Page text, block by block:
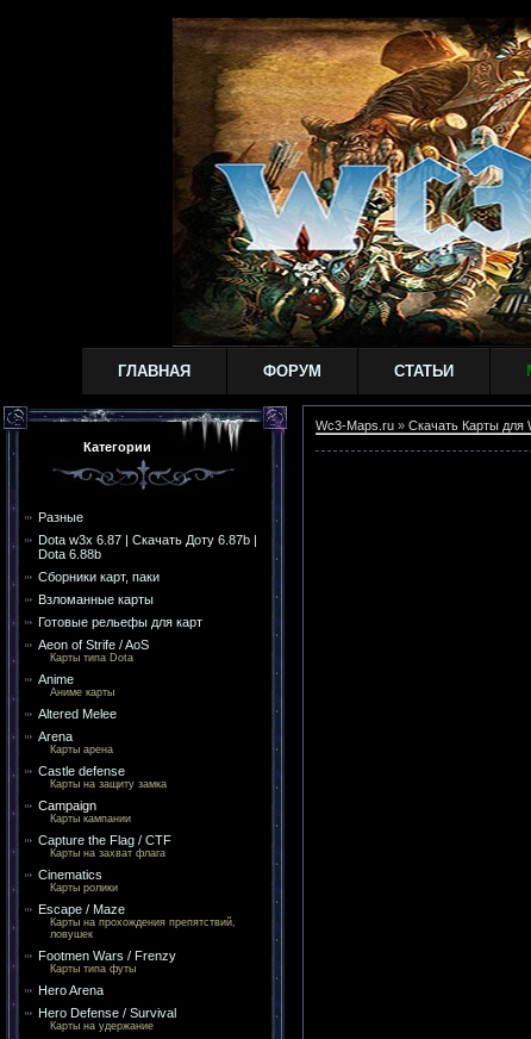
ГЛАВНАЯ ФОРУМ СТАТЬИ
Категории
Разные
Dota w3x 6.87 | Скачать Доту 6.87b |
Dota 6.88b
Сборники карт, паки
Взломанные карты
Готовые рельефы для карт
Aeon of Strife / AoS
Карты типа Dota
Anime
Аниме карты
Altered Melee
Arena
Карты арена
Castle defense
Карты на защиту замка
Campaign
Карты кампании
Capture the Flag / CTF
Карты на захват флага
Cinematics
Карты ролики
Escape / Maze
Карты на прохождения препятствий,
ловушек
Footmen Wars / Frenzy
Карты типа футы
Hero Arena
Hero Defense / Survival
Карты на удержание
Wc3-Maps.ru » Скачать Карты для